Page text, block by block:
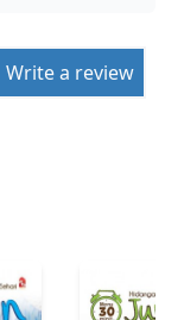
Write a review